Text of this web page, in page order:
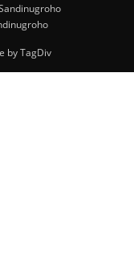
by TagDiv